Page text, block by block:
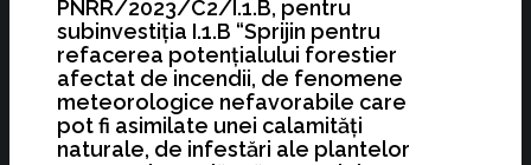
PNRR/2023/C2/I.1.B, pentru
subinvestiţia I.1.B “Sprijin pentru
refacerea potenţialului forestier
afectat de incendii, de fenomene
meteorologice nefavorabile care
pot fi asimilate unei calamităţi
naturale, de infestări ale plantelor